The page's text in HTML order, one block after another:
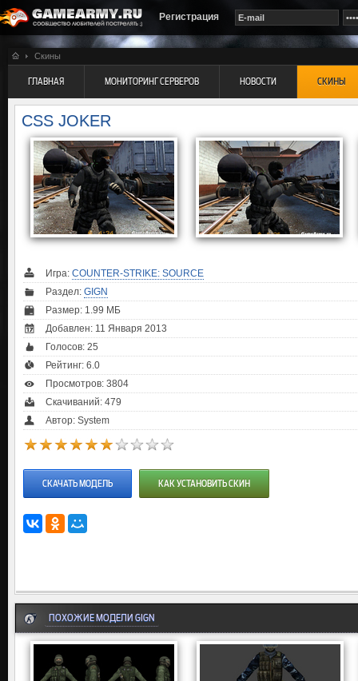
Регистрация
Скины
ГЛАВНАЯ МОНИТОРИНГ СЕРВЕРОВ НОВОСТИ СКИНЫ
CSS JOKER
Игра: COUNTER-STRIKE: SOURCE
Раздел: GIGN
Размер: 1.99 МБ
Добавлен: 11 Января 2013
Голосов: 25
Рейтинг: 6.0
Просмотров: 3804
Скачиваний: 479
Автор: System
СКАЧАТЬ МОДЕЛЬ КАК УСТАНОВИТЬ СКИН
ПОХОЖИЕ МОДЕЛИ GIGN